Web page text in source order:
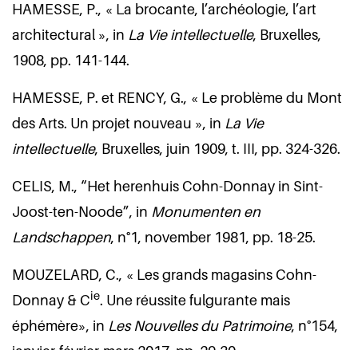
HAMESSE, P., « La brocante, l’archéologie, l’art
architectural », in La Vie intellectuelle, Bruxelles,
1908, pp. 141-144.
HAMESSE, P. et RENCY, G., « Le problème du Mont
des Arts. Un projet nouveau », in La Vie
intellectuelle, Bruxelles, juin 1909, t. III, pp. 324-326.
CELIS, M., “Het herenhuis Cohn-Donnay in Sint-
Joost-ten-Noode”, in Monumenten en
Landschappen, n°1, november 1981, pp. 18-25.
MOUZELARD, C., « Les grands magasins Cohn-
Donnay & Cie. Une réussite fulgurante mais
éphémère», in Les Nouvelles du Patrimoine, n°154,